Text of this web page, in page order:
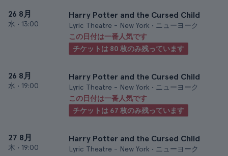
26 8月
水 • 13:00
Harry Potter and the Cursed Child
Lyric Theatre - New York • ニューヨーク
この日付は一番人気です
チケットは 80 枚のみ残っています
26 8月
水 • 19:00
Harry Potter and the Cursed Child
Lyric Theatre - New York • ニューヨーク
この日付は一番人気です
チケットは 67 枚のみ残っています
27 8月
木 • 19:00
Harry Potter and the Cursed Child
Lyric Theatre - New York • ニューヨーク